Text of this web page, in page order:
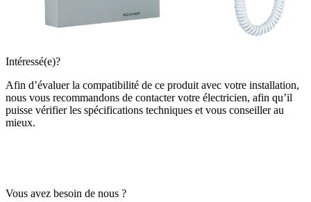
Intéressé(e)?
Afin d’évaluer la compatibilité de ce produit avec votre installation,
nous vous recommandons de contacter votre électricien, afin qu’il
puisse vérifier les spécifications techniques et vous conseiller au
mieux.
Vous avez besoin de nous ?